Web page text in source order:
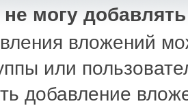
могу
вложений
или
добавление